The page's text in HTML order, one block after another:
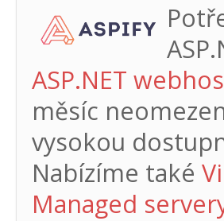
ASP.NET
měsíc
vysokou
Nabízíme také
Managed